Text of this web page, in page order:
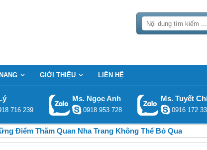
GIỚI THIỆU LIÊN HỆ
716 239
Ms. Ngọc Anh
0918 953 728
Ms. Tuyết
0916 172
Điểm Thăm Quan Nha Trang Không Thể Bỏ Qua